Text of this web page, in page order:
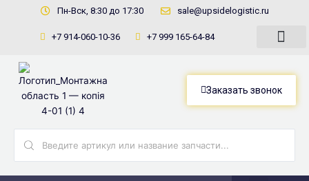
содержимому
Пн-Вск, 8:30 до 17:30 sale@upsidelogistic.ru
+7 914-060-10-36 +7 999 165-64-84
Заказать звонок